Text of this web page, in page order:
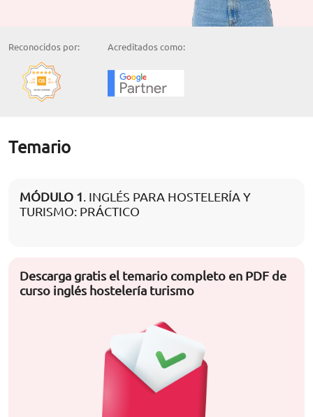
Reconocidos por: Acreditados como:
Temario
MÓDULO 1. INGLÉS PARA HOSTELERÍA Y
TURISMO: PRÁCTICO
Descarga gratis el temario completo en PDF de
curso inglés hostelería turismo